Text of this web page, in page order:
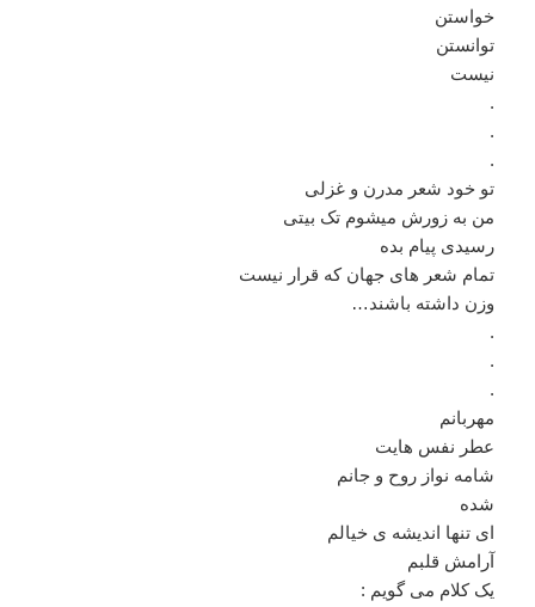
خواستن
توانستن
نیست
.
.
.
تو خود شعر مدرن و غزلی
من به زورش میشوم تک بیتی
رسیدی پیام بده
تمام شعر های جهان که قرار نیست
وزن داشته باشند…
.
.
.
مهربانم
عطر نفس هایت
شامه نواز روح و جانم
شده
ای تنها اندیشه ی خیالم
آرامش قلبم
یک کلام می گویم :